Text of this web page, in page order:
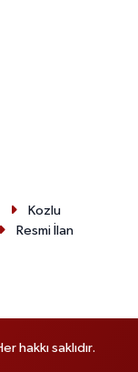
Kozlu
Resmi İlan
hakkı saklıdır.